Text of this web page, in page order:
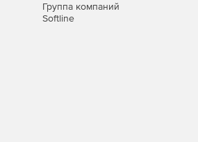
Группа компаний
Softline